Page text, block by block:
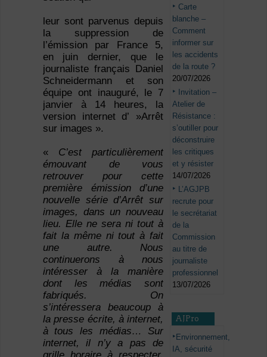
leur sont parvenus depuis
la suppression de
l’émission par France 5,
en juin dernier, que le
journaliste français Daniel
Schneidermann et son
équipe ont inauguré, le 7
janvier à 14 heures, la
version internet d’ »Arrêt
sur images ».
« C’est particulièrement
émouvant de vous
retrouver pour cette
première émission d’une
nouvelle série d’Arrêt sur
images, dans un nouveau
lieu. Elle ne sera ni tout à
fait la même ni tout à fait
une autre. Nous
continuerons à nous
intéresser à la manière
dont les médias sont
fabriqués. On
s’intéressera beaucoup à
la presse écrite, à internet,
à tous les médias… Sur
internet, il n’y a pas de
Carte
blanche –
Comment
informer sur
les accidents
de la route ?
20/07/2026
Invitation –
Atelier de
Résistance :
s’outiller pour
déconstruire
les critiques
et y résister
14/07/2026
L’AGJPB
recrute pour
le secrétariat
de la
Commission
au titre de
journaliste
professionnel
13/07/2026
AJPro
Environnement,
IA, sécurité